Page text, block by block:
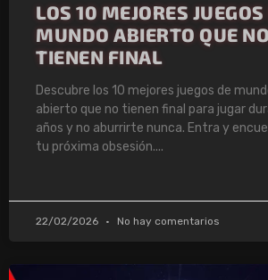
LOS 10 MEJORES JUEGOS
MUNDO ABIERTO QUE NO
TIENEN FINAL
Descubre los 10 mejores juegos de
abierto que no tienen final para jugar
años y no aburrirte nunca. Entra y
tu próxima obsesión.
22/02/2026 No hay comentarios